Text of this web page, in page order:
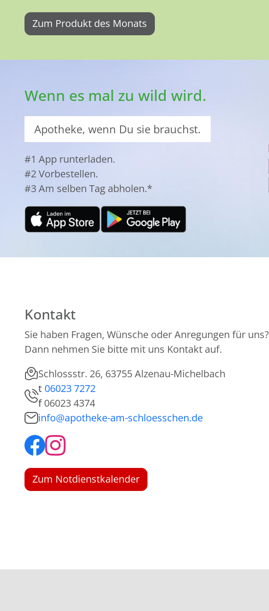
Zum Produkt des Monats
Wenn es mal zu wild wird.
Apotheke, wenn Du sie brauchst.
#1 App runterladen.
#2 Vorbestellen.
#3 Am selben Tag abholen.*
Kontakt
Sie haben Fragen, Wünsche oder Anregungen für uns?
Dann nehmen Sie bitte mit uns Kontakt auf.
Schlossstr. 26, 63755 Alzenau-Michelbach
t 06023 7272
f06023 4374
info@apotheke-am-schloesschen.de
Zum Notdienstkalender